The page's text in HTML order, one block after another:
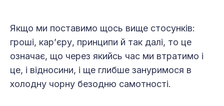
Якщо ми поставимо щось вище стосунків:
гроші, кар’єру, принципи й так далі, то це
означає, що через якийсь час ми втратимо і
це, і відносини, і ще глибше зануримося в
холодну чорну безодню самотності.